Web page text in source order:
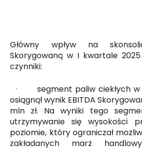
Główny wpływ na
Skorygowaną w I kwartale 2025
czynniki:
·segment paliw ciekłych
osiągnął wynik EBITDA
mln zł. Na wyniki tego
utrzymywanie się wysokości
poziomie, który ograniczał
zakładanych marż